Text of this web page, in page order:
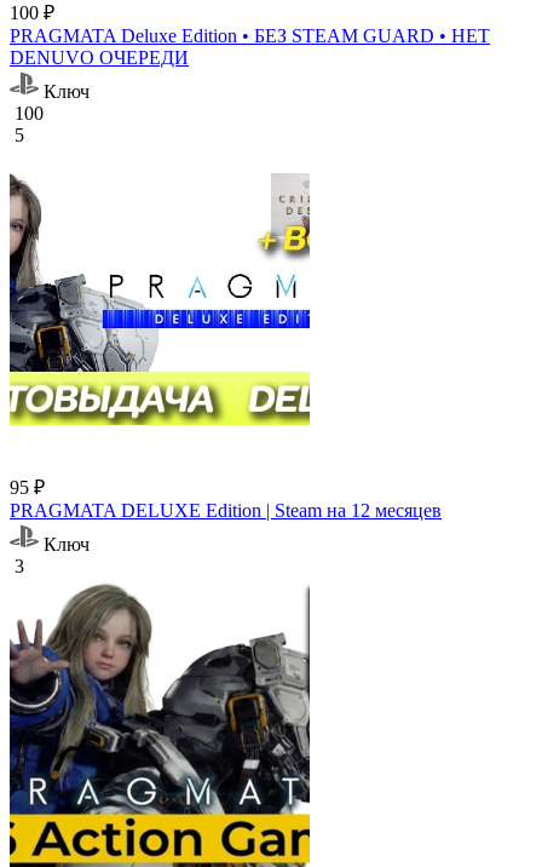
100 ₽
PRAGMATA Deluxe Edition • БЕЗ STEAM GUARD • НЕТ
DENUVO ОЧЕРЕДИ
Ключ
100
5
95 ₽
PRAGMATA DELUXE Edition | Steam на 12 месяцев
Ключ
3